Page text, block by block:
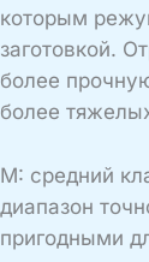
которым
заготовкой.
более
более
M: средний
диапазон
пригодными